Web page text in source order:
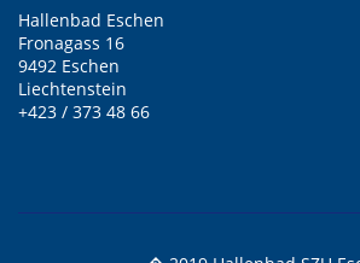
Hallenbad Eschen
Fronagass 16
9492 Eschen
Liechtenstein
+423 / 373 48 66